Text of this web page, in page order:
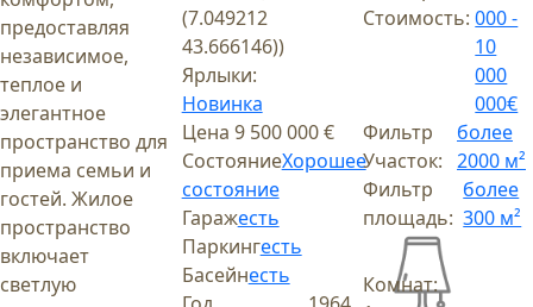
предоставляя
независимое,
теплое и
элегантное
пространство для
приема семьи и
гостей. Жилое
пространство
включает
светлую
(7.049212
43.666146))
Ярлыки:
Новинка
Цена 9 500 000 €
СостояниеХорошее
состояние
Гаражесть
Паркингесть
Басейнесть
Стоимость:000 -
10
000
000€
Фильтр
Участок:
более
2000 м²
Фильтр
площадь:
более
300 м²
Комнат: